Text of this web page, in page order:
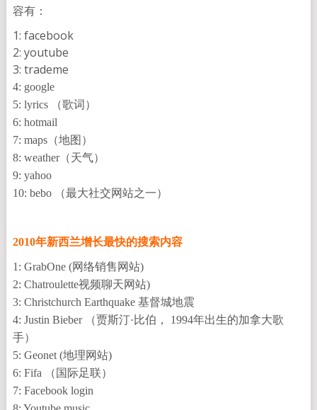
容有：
1: facebook
2: youtube
3: trademe
4: google
5: lyrics （歌词）
6: hotmail
7: maps（地图）
8: weather（天气）
9: yahoo
10: bebo （最大社交网站之一）
2010年新西兰增长最快的搜索内容
1: GrabOne (网络销售网站)
2: Chatroulette视频聊天网站)
3: Christchurch Earthquake 基督城地震
4: Justin Bieber （贾斯汀·比伯， 1994年出生的加拿大歌
手）
5: Geonet (地理网站)
6: Fifa （国际足联）
7: Facebook login